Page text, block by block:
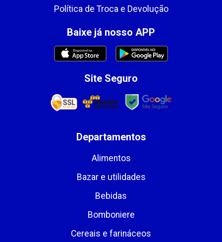
Política de Troca e Devolução
Baixe já nosso APP
Site Seguro
Departamentos
Alimentos
Bazar e utilidades
Bebidas
Bomboniere
Cereais e farináceos